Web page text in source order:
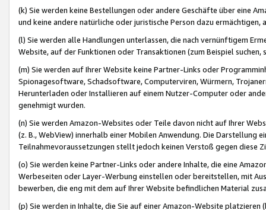
(k) Sie werden keine Bestellungen oder andere Geschäfte über eine
und keine andere natürliche oder juristische Person dazu
(l) Sie werden alle Handlungen unterlassen, die nach vernünftigem
Website, auf der Funktionen oder Transaktionen (zum Beispiel
(m) Sie werden auf Ihrer Website keine Partner-Links oder
Spionagesoftware, Schadsoftware, Computerviren, Würmern,
Herunterladen oder Installieren auf einem Nutzer-Computer oder
genehmigt wurden.
(n) Sie werden Amazon-Websites oder Teile davon nicht auf Ihrer
(z. B., WebView) innerhalb einer Mobilen Anwendung. Die Darstellung
Teilnahmevoraussetzungen stellt jedoch keinen Verstoß gegen diese
(o) Sie werden keine Partner-Links oder andere Inhalte, die eine
Werbeseiten oder Layer-Werbung einstellen oder bereitstellen, mit
bewerben, die eng mit dem auf Ihrer Website befindlichen Material
(p) Sie werden in Inhalte, die Sie auf einer Amazon-Website